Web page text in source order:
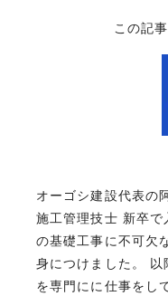
この記
オーゴシ建設代表の
施工管理技士 新卒
の基礎工事に不可欠
身につけました。
を専門にに仕事をし